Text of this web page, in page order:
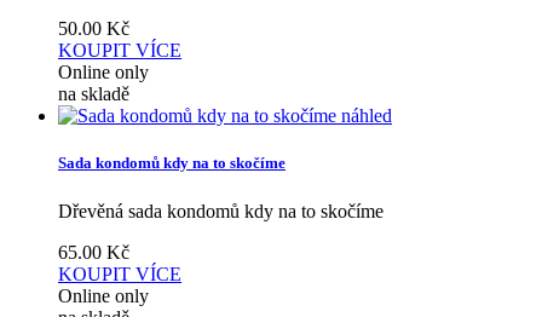
50.00 Kč
KOUPIT VÍCE
Online only
na skladě
náhled
Sada kondomů kdy na to skočíme
Dřevěná sada kondomů kdy na to skočíme
65.00 Kč
KOUPIT VÍCE
Online only